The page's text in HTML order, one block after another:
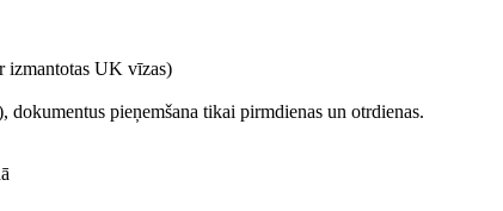
izmantotas UK vīzas)
dokumentus pieņemšana tikai pirmdienas un otrdienas.